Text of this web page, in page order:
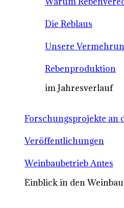
Die Reblaus
Unsere
Rebenproduktion
im Jahresverlauf
Forschungsprojekte an
Veröffentlichungen
Weinbaubetrieb Antes
Einblick in den